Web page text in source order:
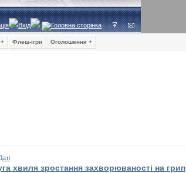
Вхід
Флеш-ігри Оголошення +
хвиля зростання захворюваності на грип